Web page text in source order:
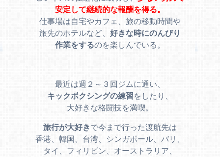
安定して継続的な報酬を得る。
仕事場は自宅やカフェ、旅の移動時間や
旅先のホテルなど、 好きな時にのんびり
作業をするのを楽しんでいる。
最近は週２～３回ジムに通い、
キックボクシングの練習をしたり、
大好きな格闘技を満喫。
旅行が大好きで今まで行った渡航先は
香港、韓国、台湾、シンガポール、バリ、
タイ、フィリピン、オーストラリア、